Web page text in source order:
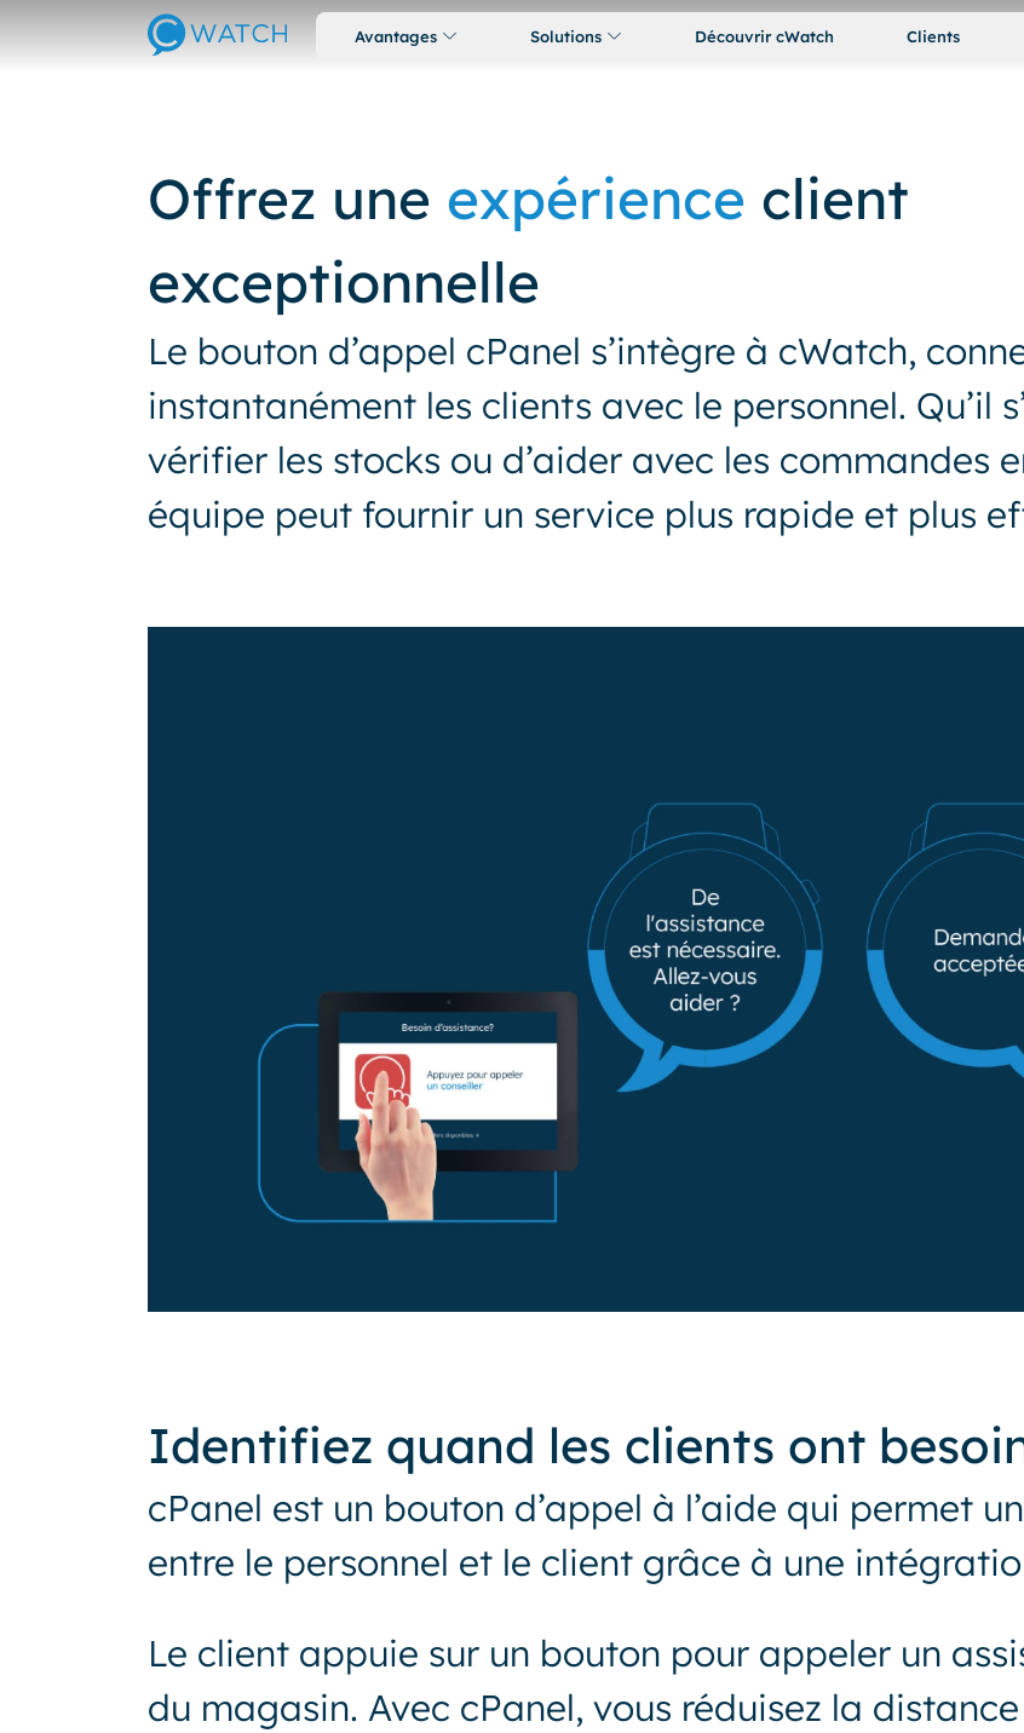
Avantages Solutions Découvrir cWatch Clients
Offrez une expérience client
exceptionnelle
Le bouton d’appel cPanel s’intègre à cWatch,
instantanément les clients avec le personnel. Qu’il
vérifier les stocks ou d’aider avec les commandes
équipe peut fournir un service plus rapide et plus
Identifiez quand les clients ont
cPanel est un bouton d’appel à l’aide qui permet
entre le personnel et le client grâce à une
Le client appuie sur un bouton pour appeler un
du magasin. Avec cPanel, vous réduisez la